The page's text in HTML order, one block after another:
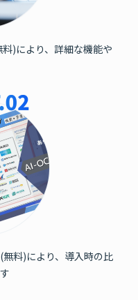
)により、詳細な機能や
無料)により、導入時の比